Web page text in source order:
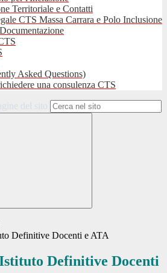
Territoriale e Contatti
CTS Massa Carrara e Polo Inclusione
Asked Questions)
una consulenza CTS
del sito
Definitive Docenti e ATA
Definitive Docenti